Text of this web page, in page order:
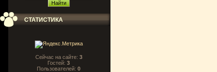
СТАТИСТИКА
Сейчас на сайте: 3
Гостей: 3
Пользователей: 0